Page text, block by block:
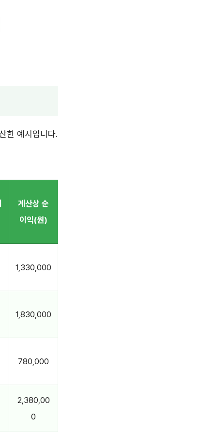
한 예시입니다.
계산상 순
이익(원)
1,330,000
1,830,000
780,000
2,380,00
0